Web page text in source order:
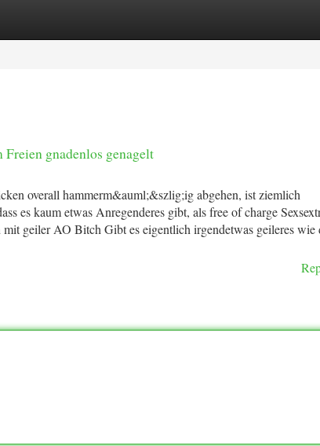
gnadenlos genagelt
overall hammerm&auml;&szlig;ig abgehen, ist ziemlich
es kaum etwas Anregenderes gibt, als free of charge
geiler AO Bitch Gibt es eigentlich irgendetwas geileres wie